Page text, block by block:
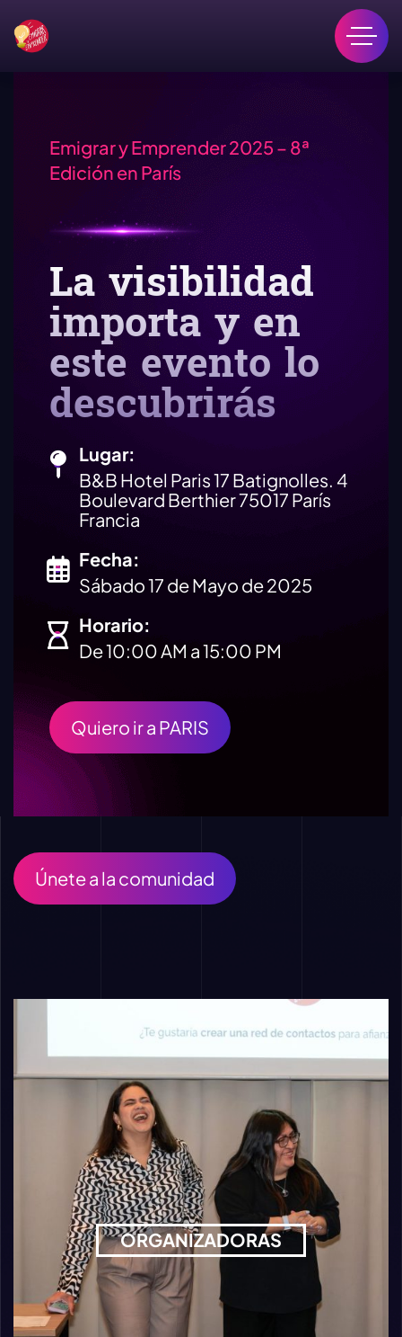
Emigrar y Emprender 2025 – 8ª
Edición en París
La visibilidad
importa y en
este evento lo
descubrirás
Lugar:
B&B Hotel Paris 17 Batignolles. 4
Boulevard Berthier 75017 París
Francia
Fecha:
Sábado 17 de Mayo de 2025
Horario:
De 10:00 AM a 15:00 PM
Quiero ir a PARIS
Únete a la comunidad
ORGANIZADORAS